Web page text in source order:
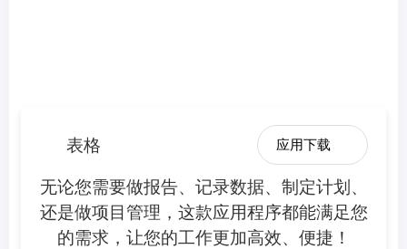
表格 应用下载
无论您需要做报告、记录数据、制定计划、
还是做项目管理，这款应用程序都能满足您
的需求，让您的工作更加高效、便捷！